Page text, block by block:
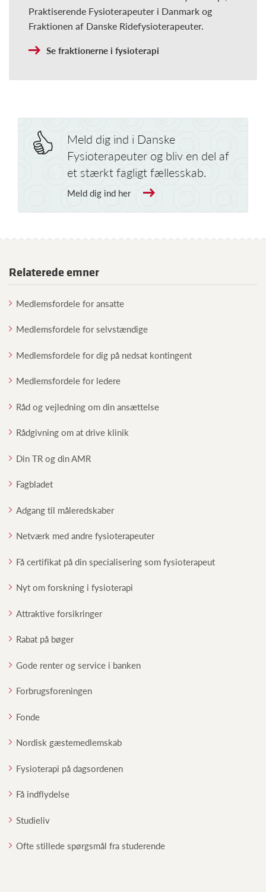
Praktiserende Fysioterapeuter i Danmark og
Fraktionen af Danske Ridefysioterapeuter.
Se fraktionerne i fysioterapi
Meld dig ind i Danske
Fysioterapeuter og bliv en del af
et stærkt fagligt fællesskab.
Meld dig ind her
Relaterede emner
Medlemsfordele for ansatte
Medlemsfordele for selvstændige
Medlemsfordele for dig på nedsat kontingent
Medlemsfordele for ledere
Råd og vejledning om din ansættelse
Rådgivning om at drive klinik
Din TR og din AMR
Fagbladet
Adgang til måleredskaber
Netværk med andre fysioterapeuter
Få certifikat på din specialisering som fysioterapeut
Nyt om forskning i fysioterapi
Attraktive forsikringer
Rabat på bøger
Gode renter og service i banken
Forbrugsforeningen
Fonde
Nordisk gæstemedlemskab
Fysioterapi på dagsordenen
Få indflydelse
Studieliv
Ofte stillede spørgsmål fra studerende